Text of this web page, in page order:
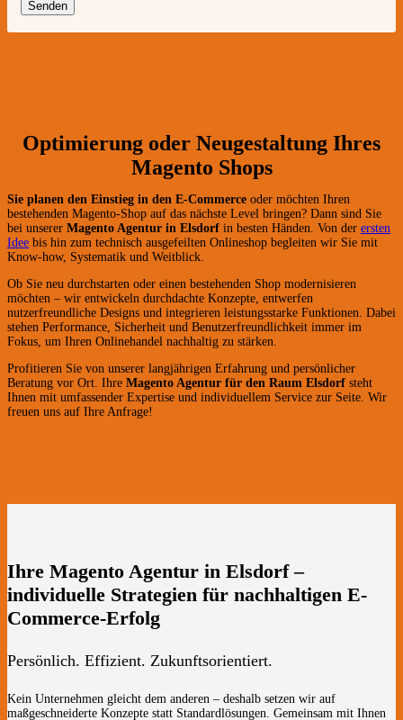
Optimierung oder Neugestaltung Ihres
Magento Shops
Sie planen den Einstieg in den E-Commerce oder möchten Ihren
bestehenden Magento-Shop auf das nächste Level bringen? Dann sind Sie
bei unserer Magento Agentur in Elsdorf in besten Händen. Von der ersten
Idee bis hin zum technisch ausgefeilten Onlineshop begleiten wir Sie mit
Know-how, Systematik und Weitblick.
Ob Sie neu durchstarten oder einen bestehenden Shop modernisieren
möchten – wir entwickeln durchdachte Konzepte, entwerfen
nutzerfreundliche Designs und integrieren leistungsstarke Funktionen. Dabei
stehen Performance, Sicherheit und Benutzerfreundlichkeit immer im
Fokus, um Ihren Onlinehandel nachhaltig zu stärken.
Profitieren Sie von unserer langjährigen Erfahrung und persönlicher
Beratung vor Ort. Ihre Magento Agentur für den Raum Elsdorf steht
Ihnen mit umfassender Expertise und individuellem Service zur Seite. Wir
freuen uns auf Ihre Anfrage!
Ihre Magento Agentur in Elsdorf –
individuelle Strategien für nachhaltigen E-
Commerce-Erfolg
Persönlich. Effizient. Zukunftsorientiert.
Kein Unternehmen gleicht dem anderen – deshalb setzen wir auf
maßgeschneiderte Konzepte statt Standardlösungen. Gemeinsam mit Ihnen